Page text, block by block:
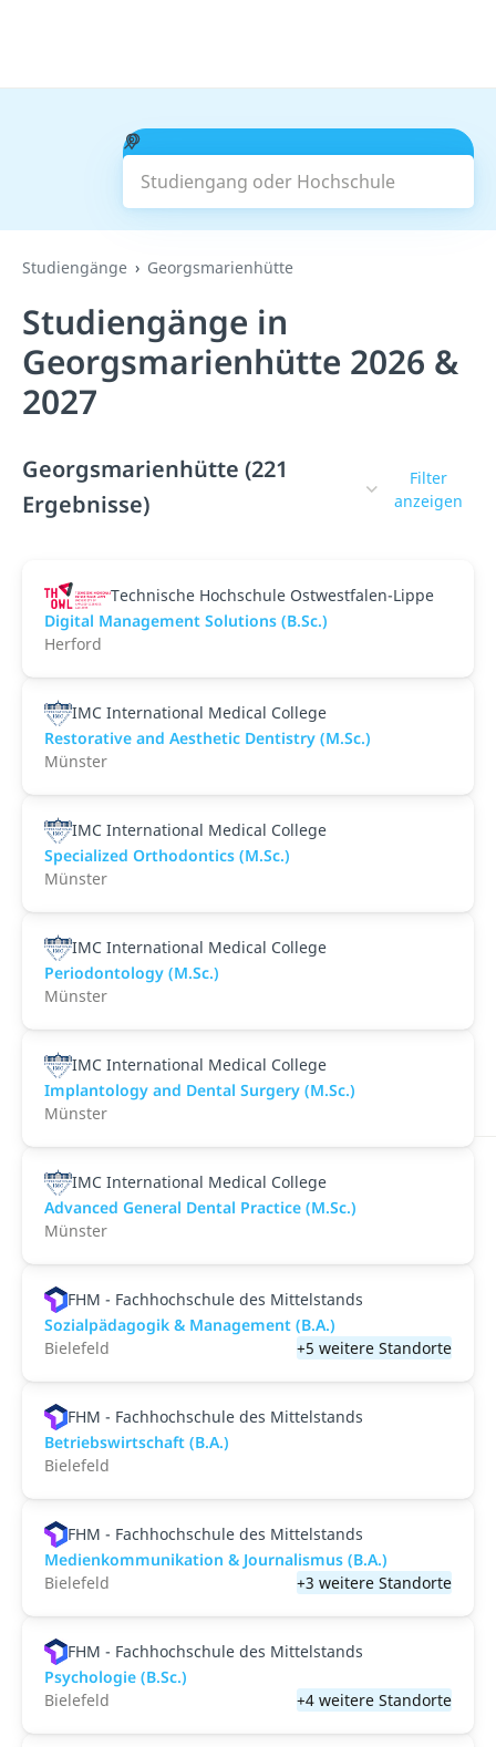
Studiengang oder Hochschule
Suchen
Studiengänge Georgsmarienhütte
Studiengänge in
Georgsmarienhütte 2026 &
2027
Georgsmarienhütte (221
Ergebnisse)
Filter
anzeigen
Technische Hochschule Ostwestfalen-Lippe
Digital Management Solutions (B.Sc.)
Herford
IMC International Medical College
Restorative and Aesthetic Dentistry (M.Sc.)
Münster
IMC International Medical College
Specialized Orthodontics (M.Sc.)
Münster
IMC International Medical College
Periodontology (M.Sc.)
Münster
IMC International Medical College
Implantology and Dental Surgery (M.Sc.)
Münster
IMC International Medical College
Advanced General Dental Practice (M.Sc.)
Münster
FHM - Fachhochschule des Mittelstands
Sozialpädagogik & Management (B.A.)
Bielefeld
+5 weitere Standorte
FHM - Fachhochschule des Mittelstands
Betriebswirtschaft (B.A.)
Bielefeld
FHM - Fachhochschule des Mittelstands
Medienkommunikation & Journalismus (B.A.)
Bielefeld
+3 weitere Standorte
FHM - Fachhochschule des Mittelstands
Psychologie (B.Sc.)
Bielefeld
+4 weitere Standorte